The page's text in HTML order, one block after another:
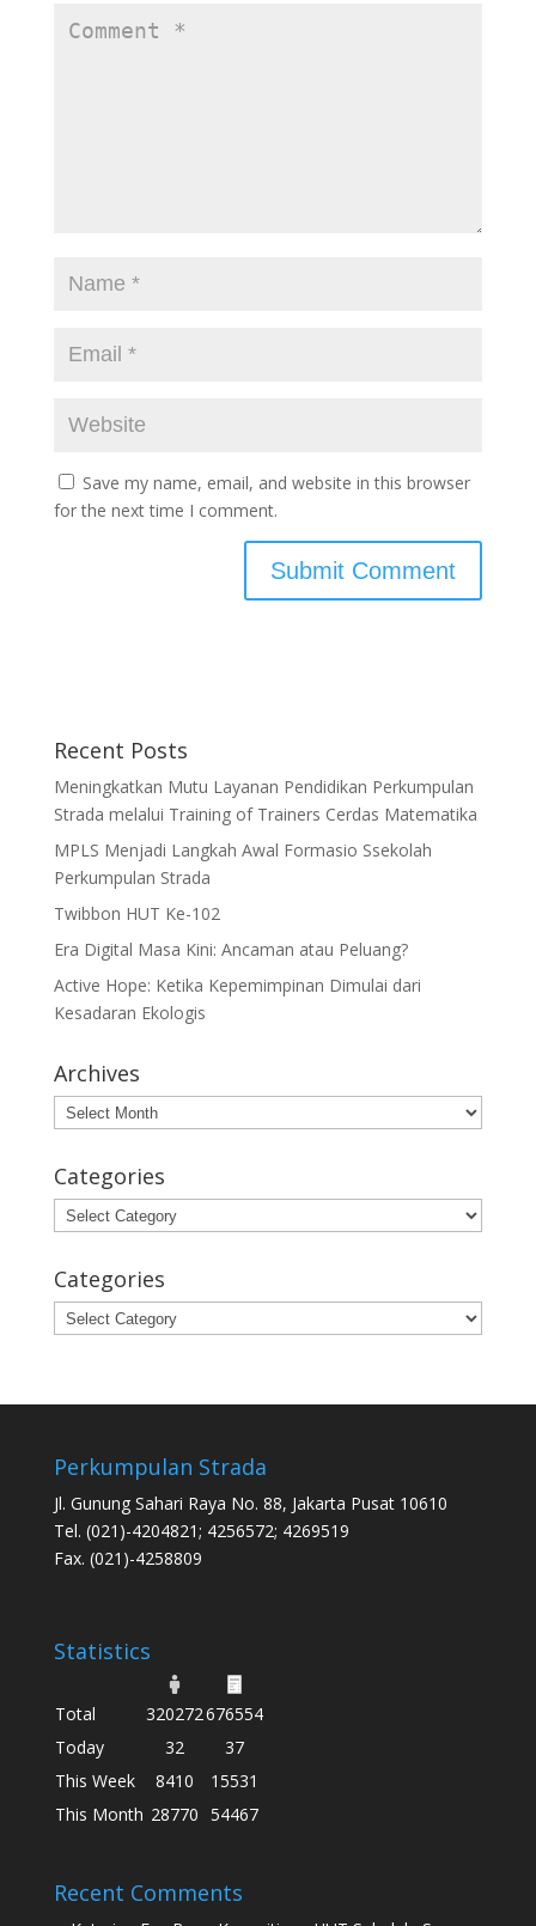
Save my name, email, and website in this browser
for the next time I comment.
Recent Posts
Meningkatkan Mutu Layanan Pendidikan Perkumpulan
Strada melalui Training of Trainers Cerdas Matematika
MPLS Menjadi Langkah Awal Formasio Ssekolah
Perkumpulan Strada
Twibbon HUT Ke-102
Era Digital Masa Kini: Ancaman atau Peluang?
Active Hope: Ketika Kepemimpinan Dimulai dari
Kesadaran Ekologis
Archives
Archives
Categories
Categories
Categories
Categories
Perkumpulan Strada
Jl. Gunung Sahari Raya No. 88, Jakarta Pusat 10610
Tel. (021)-4204821; 4256572; 4269519
Fax. (021)-4258809
Statistics
Total 320272676554
Today
32
37
This Week
8410
15531
This Month 28770 54467
Recent Comments